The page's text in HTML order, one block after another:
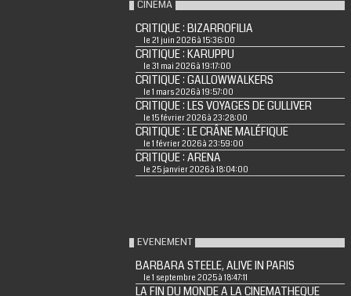
CINÉMA
CRITIQUE : BIZARROFILIA
le 21 juin 2026 à 15:36:00
CRITIQUE : KARUPPU
le 31 mai 2026 à 19:17:00
CRITIQUE : GALLOWWALKERS
le 1 mars 2026 à 19:57:00
CRITIQUE : LES VOYAGES DE GULLIVER
le 15 février 2026 à 23:28:00
CRITIQUE : LE CRÂNE MALÉFIQUE
le 1 février 2026 à 23:59:00
CRITIQUE : ARENA
le 25 janvier 2026 à 18:04:00
EVENEMENT
BARBARA STEELE, ALIVE IN PARIS
le 1 septembre 2025 à 18:47:11
LA FIN DU MONDE A LA CINEMATHEQUE